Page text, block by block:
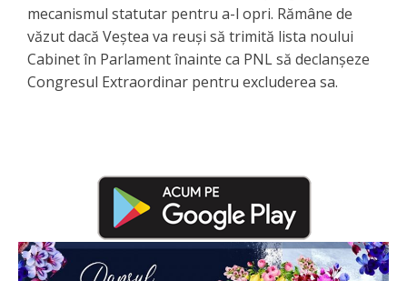
mecanismul statutar pentru a-l opri. Rămâne de
văzut dacă Veștea va reuși să trimită lista noului
Cabinet în Parlament înainte ca PNL să declanșeze
Congresul Extraordinar pentru excluderea sa.